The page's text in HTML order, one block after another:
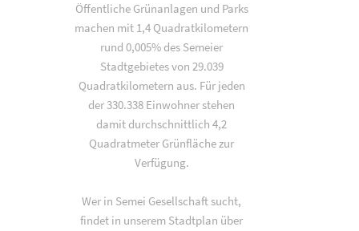
Öffentliche Grünanlagen und Parks
machen mit 1,4 Quadratkilometern
rund 0,005% des Semeier
Stadtgebietes von 29.039
Quadratkilometern aus. Für jeden
der 330.338 Einwohner stehen
damit durchschnittlich 4,2
Quadratmeter Grünfläche zur
Verfügung.
Wer in Semei Gesellschaft sucht,
findet in unserem Stadtplan über